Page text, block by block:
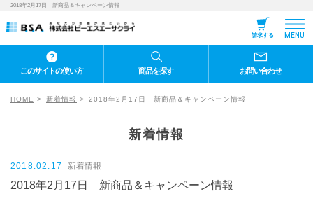
2018年2月17日 新商品＆キャンペーン情報
請求する MENU
このサイトの使い方 商品を探す お問い合わせ
HOME 新着情報 2018年2月17日 新商品＆キャンペーン情報
新着情報
2018.02.17 新着情報
2018年2月17日 新商品＆キャンペーン情報